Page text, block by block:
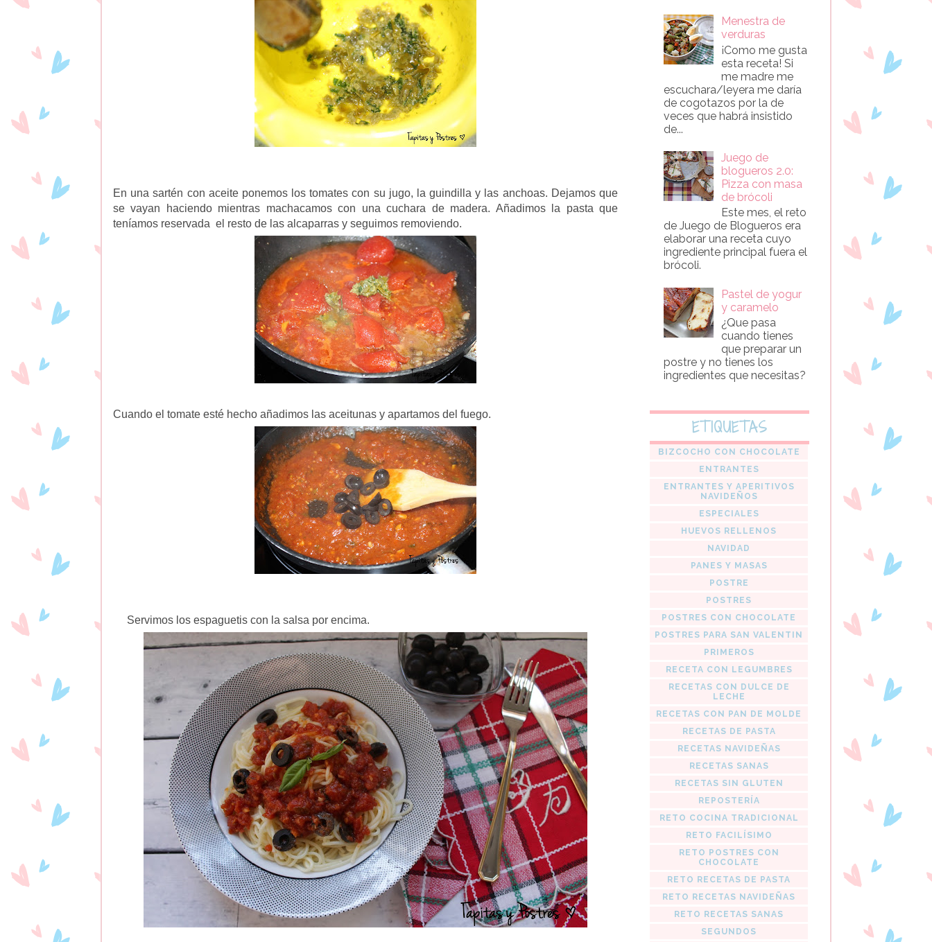
En una sartén con aceite ponemos los tomates con su jugo, la guindilla y las anchoas. Dejamos que
se vayan haciendo mientras machacamos con una cuchara de madera. Añadimos la pasta que
teníamos reservada el resto de las alcaparras y seguimos removiendo.
Cuando el tomate esté hecho añadimos las aceitunas y apartamos del fuego.
Servimos los espaguetis con la salsa por encima.
Menestra de
verduras
¡Como me gusta
esta receta! Si
me madre me
escuchara/leyera me daría
de cogotazos por la de
veces que habrá insistido
de...
Juego de
blogueros 2.0:
Pizza con masa
de brócoli
Este mes, el reto
de Juego de Blogueros era
elaborar una receta cuyo
ingrediente principal fuera el
brócoli.
Pastel de yogur
y caramelo
¿Que pasa
cuando tienes
que preparar un
postre y no tienes los
ingredientes que necesitas?
ETIQUETAS
BIZCOCHO CON CHOCOLATE
ENTRANTES
ENTRANTES Y APERITIVOS
NAVIDEÑOS
ESPECIALES
HUEVOS RELLENOS
NAVIDAD
PANES Y MASAS
POSTRE
POSTRES
POSTRES CON CHOCOLATE
POSTRES PARA SAN VALENTIN
PRIMEROS
RECETA CON LEGUMBRES
RECETAS CON DULCE DE
LECHE
RECETAS CON PAN DE MOLDE
RECETAS DE PASTA
RECETAS NAVIDEÑAS
RECETAS SANAS
RECETAS SIN GLUTEN
REPOSTERÍA
RETO COCINA TRADICIONAL
RETO FACILÍSIMO
RETO POSTRES CON
CHOCOLATE
RETO RECETAS DE PASTA
RETO RECETAS NAVIDEÑAS
RETO RECETAS SANAS
SEGUNDOS